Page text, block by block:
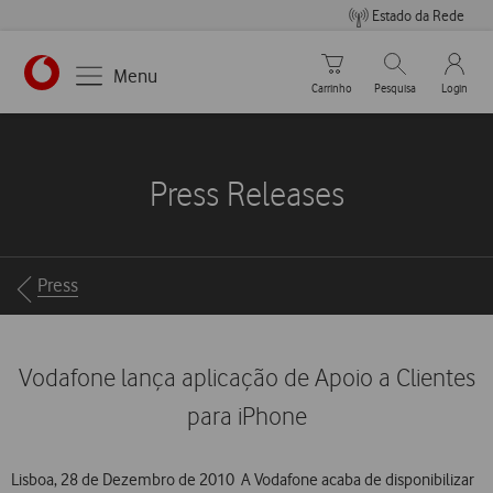
Estado da Rede
https://www.vodafone.pt
Menu
Carrinho de compras
Carrinho
Pesquisar
Pesquisa
My
Login
Press Releases
Breadcrumbs
Press
Vodafone lança aplicação de Apoio a Clientes
para iPhone
Lisboa, 28 de Dezembro de 2010  A Vodafone acaba de disponibilizar